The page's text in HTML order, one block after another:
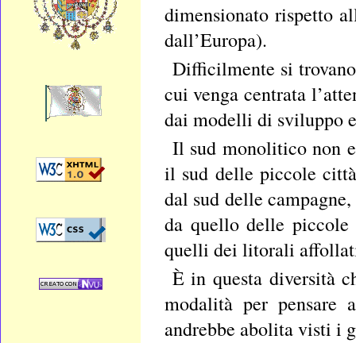
dimensionato rispetto
dall’Europa).
Difficilmente si
cui venga centrata
dai modelli di sviluppo
Il sud monolitico non
il sud delle piccole
dal sud delle
da quello delle piccole
quelli dei litorali
È in questa diversità
modalità per pensare
andrebbe abolita visti i